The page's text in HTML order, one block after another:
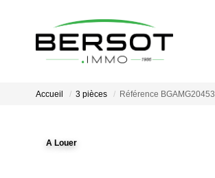
Accueil 3 pièces Référence BGAMG20453
A Louer